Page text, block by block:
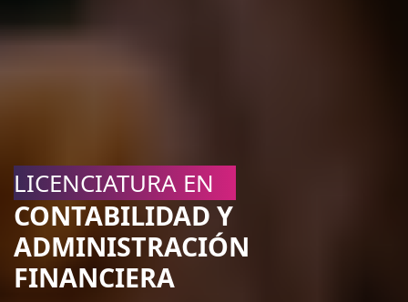
LICENCIATURA EN
CONTABILIDAD Y
ADMINISTRACIÓN
FINANCIERA